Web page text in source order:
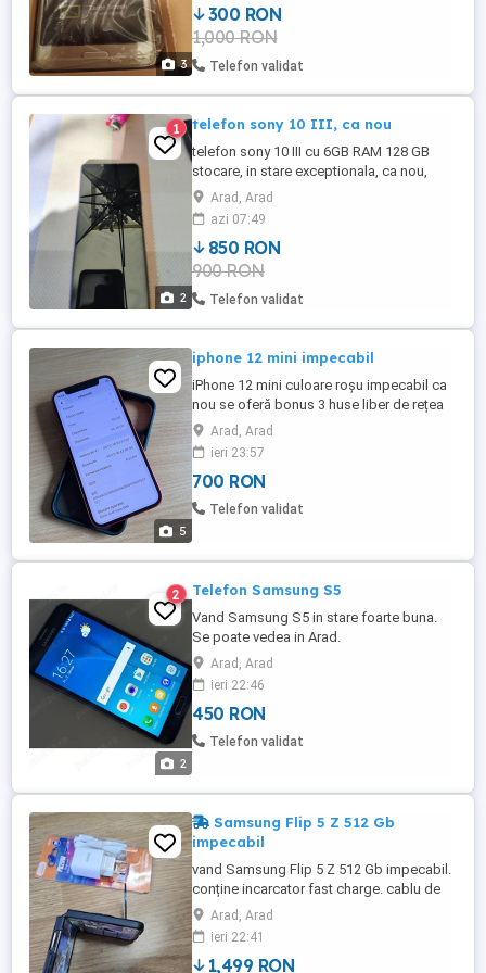
3
300 RON
1,000 RON
Telefon validat
2
1 telefon sony 10 III, ca nou
telefon sony 10 III cu 6GB RAM 128 GB
stocare, in stare exceptionala, ca nou,
fabricat in Japonia.
Arad, Arad
azi 07:49
850 RON
900 RON
Telefon validat
5
iphone 12 mini impecabil
iPhone 12 mini culoare roșu impecabil ca
nou se oferă bonus 3 huse liber de rețea
Face ID eroare accept și schimb cu alt
telefon doar în Arad
Arad, Arad
ieri 23:57
700 RON
Telefon validat
2
2 Telefon Samsung S5
Vand Samsung S5 in stare foarte buna.
Se poate vedea in Arad.
Arad, Arad
ieri 22:46
450 RON
Telefon validat
Samsung Flip 5 Z 512 Gb
impecabil
vand Samsung Flip 5 Z 512 Gb impecabil.
conține incarcator fast charge. cablu de
date și folii pe ambele displaye. stare
foarte buna. pt detalii la telefon.
Arad, Arad
ieri 22:41
1,499 RON